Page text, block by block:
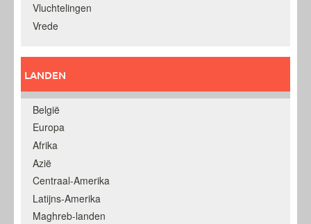
Vluchtelingen
Vrede
LANDEN
België
Europa
Afrika
Azië
Centraal-Amerika
Latijns-Amerika
Maghreb-landen